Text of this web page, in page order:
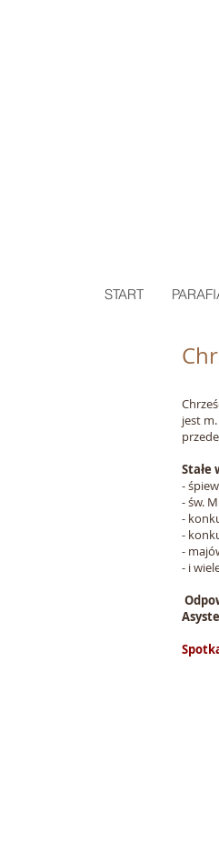
START
jest
Stałe
-
- św.
-
-
-
- i